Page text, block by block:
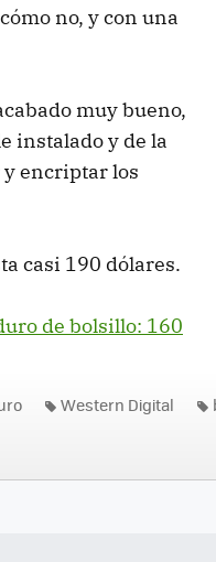
no, y con una
muy bueno,
instalado y de la
encriptar los
casi 190 dólares.
de bolsillo: 160
Western Digital